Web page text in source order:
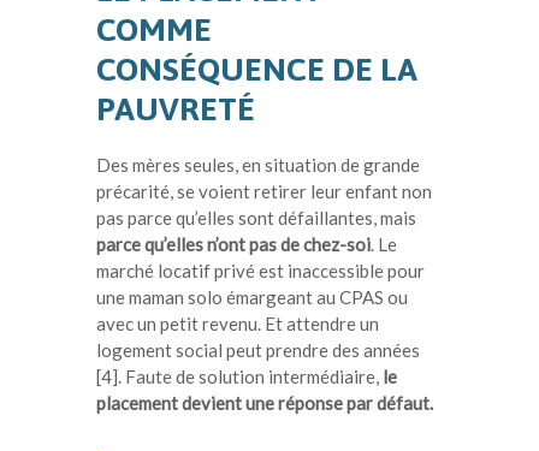
COMME
CONSÉQUENCE DE LA
PAUVRETÉ
Des mères seules, en situation de grande
précarité, se voient retirer leur enfant non
pas parce qu’elles sont défaillantes, mais
parce qu’elles n’ont pas de chez-soi . Le
marché locatif privé est inaccessible pour
une maman solo émargeant au CPAS ou
avec un petit revenu. Et attendre un
logement social peut prendre des années
[4]. Faute de solution intermédiaire, le
placement devient une réponse par défaut.